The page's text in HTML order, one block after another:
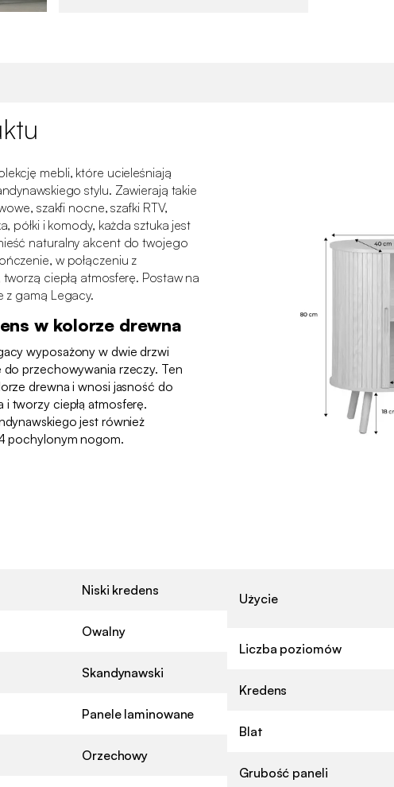
mebli, które ucieleśniają
stylu. Zawierają takie
szakfi nocne, szafki RTV,
półki i komody, każda sztuka jest
naturalny akcent do twojego
w połączeniu z
ciepłą atmosferę. Postaw na
z gamą Legacy.
w kolorze drewna
wyposażony w dwie drzwi
do przechowywania rzeczy. Ten
drewna i wnosi jasność do
tworzy ciepłą atmosferę.
jest również
pochylonym nogom.
Niski kredens
Owalny
Skandynawski
Panele laminowane
Orzechowy
Użycie
Liczba poziomów
Kredens
Blat
Grubość paneli